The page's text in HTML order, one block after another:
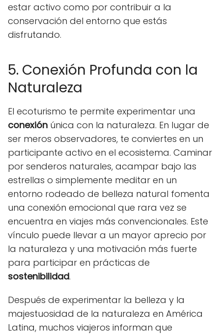
estar activo como por contribuir a la
conservación del entorno que estás
disfrutando.
5. Conexión Profunda con la
Naturaleza
El ecoturismo te permite experimentar una
conexión única con la naturaleza. En lugar de
ser meros observadores, te conviertes en un
participante activo en el ecosistema. Caminar
por senderos naturales, acampar bajo las
estrellas o simplemente meditar en un
entorno rodeado de belleza natural fomenta
una conexión emocional que rara vez se
encuentra en viajes más convencionales. Este
vínculo puede llevar a un mayor aprecio por
la naturaleza y una motivación más fuerte
para participar en prácticas de
sostenibilidad.
Después de experimentar la belleza y la
majestuosidad de la naturaleza en América
Latina, muchos viajeros informan que